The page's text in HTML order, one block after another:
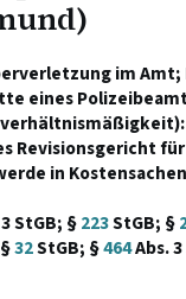
im
eines
Revisionsgericht
in
StGB; §223StGB; §
32StGB; §464Abs.